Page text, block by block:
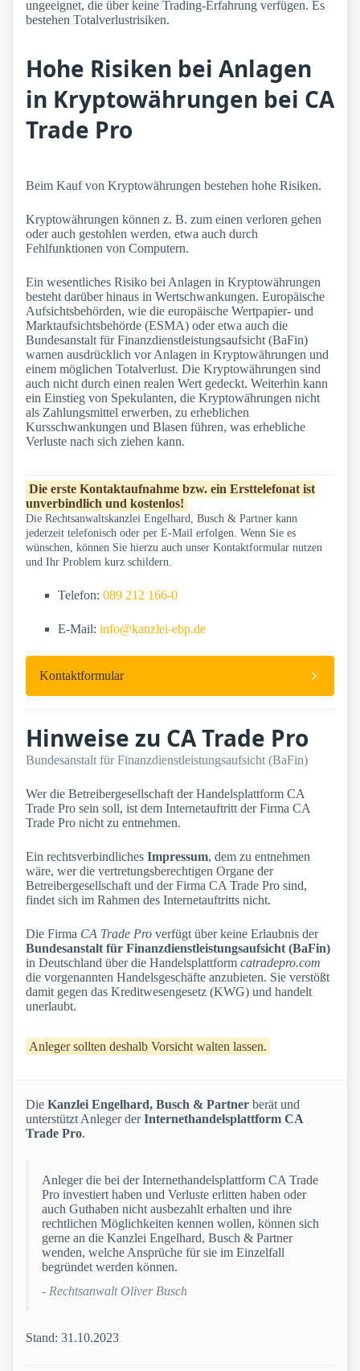
ungeeignet, die über keine Trading-Erfahrung verfügen. Es
bestehen Totalverlustrisiken.
Hohe Risiken bei Anlagen
in Kryptowährungen bei CA
Trade Pro
Beim Kauf von Kryptowährungen bestehen hohe Risiken.
Kryptowährungen können z. B. zum einen verloren gehen
oder auch gestohlen werden, etwa auch durch
Fehlfunktionen von Computern.
Ein wesentliches Risiko bei Anlagen in Kryptowährungen
besteht darüber hinaus in Wertschwankungen. Europäische
Aufsichtsbehörden, wie die europäische Wertpapier- und
Marktaufsichtsbehörde (ESMA) oder etwa auch die
Bundesanstalt für Finanzdienstleistungsaufsicht (BaFin)
warnen ausdrücklich vor Anlagen in Kryptowährungen und
einem möglichen Totalverlust. Die Kryptowährungen sind
auch nicht durch einen realen Wert gedeckt. Weiterhin kann
ein Einstieg von Spekulanten, die Kryptowährungen nicht
als Zahlungsmittel erwerben, zu erheblichen
Kursschwankungen und Blasen führen, was erhebliche
Verluste nach sich ziehen kann.
Die erste Kontaktaufnahme bzw. ein Ersttelefonat ist
unverbindlich und kostenlos!
Die Rechtsanwaltskanzlei Engelhard, Busch & Partner kann
jederzeit telefonisch oder per E-Mail erfolgen. Wenn Sie es
wünschen, können Sie hierzu auch unser Kontaktformular nutzen
und Ihr Problem kurz schildern.
Telefon: 089 212 166-0
E-Mail: info@kanzlei-ebp.de
Kontaktformular
Hinweise zu CA Trade Pro
Bundesanstalt für Finanzdienstleistungsaufsicht (BaFin)
Wer die Betreibergesellschaft der Handelsplattform CA
Trade Pro sein soll, ist dem Internetauftritt der Firma CA
Trade Pro nicht zu entnehmen.
Ein rechtsverbindliches Impressum, dem zu entnehmen
wäre, wer die vertretungsberechtigen Organe der
Betreibergesellschaft und der Firma CA Trade Pro sind,
findet sich im Rahmen des Internetauftritts nicht.
Die Firma CA Trade Pro verfügt über keine Erlaubnis der
Bundesanstalt für Finanzdienstleistungsaufsicht (BaFin)
in Deutschland über die Handelsplattform catradepro.com
die vorgenannten Handelsgeschäfte anzubieten. Sie verstößt
damit gegen das Kreditwesengesetz (KWG) und handelt
unerlaubt.
Anleger sollten deshalb Vorsicht walten lassen.
Die Kanzlei Engelhard, Busch & Partner berät und
unterstützt Anleger derInternethandelsplattform CA
Trade Pro.
Anleger die bei der Internethandelsplattform CA Trade
Pro investiert haben und Verluste erlitten haben oder
auch Guthaben nicht ausbezahlt erhalten und ihre
rechtlichen Möglichkeiten kennen wollen, können sich
gerne an die Kanzlei Engelhard, Busch & Partner
wenden, welche Ansprüche für sie im Einzelfall
begründet werden können.
- Rechtsanwalt Oliver Busch
Stand: 31.10.2023